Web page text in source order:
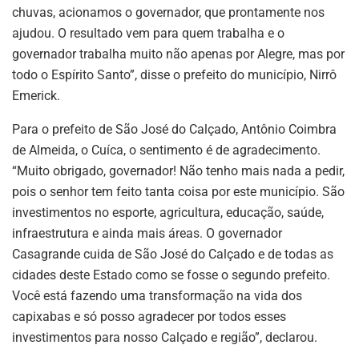
chuvas, acionamos o governador, que prontamente nos
ajudou. O resultado vem para quem trabalha e o
governador trabalha muito não apenas por Alegre, mas por
todo o Espírito Santo”, disse o prefeito do município, Nirrô
Emerick.
Para o prefeito de São José do Calçado, Antônio Coimbra
de Almeida, o Cuíca, o sentimento é de agradecimento.
“Muito obrigado, governador! Não tenho mais nada a pedir,
pois o senhor tem feito tanta coisa por este município. São
investimentos no esporte, agricultura, educação, saúde,
infraestrutura e ainda mais áreas. O governador
Casagrande cuida de São José do Calçado e de todas as
cidades deste Estado como se fosse o segundo prefeito.
Você está fazendo uma transformação na vida dos
capixabas e só posso agradecer por todos esses
investimentos para nosso Calçado e região”, declarou.